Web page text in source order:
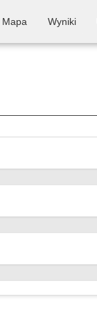
Mapa Wyniki